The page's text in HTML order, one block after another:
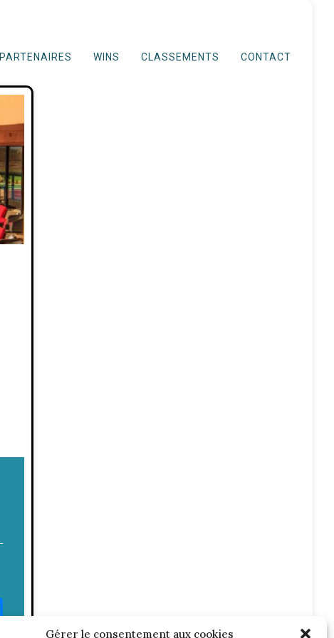
Gérer le consentement aux cookies
PARTENAIRES WINS CLASSEMENTS CONTACT